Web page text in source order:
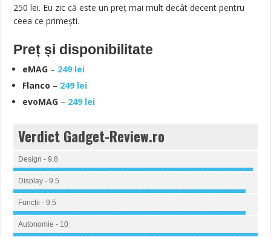
250 lei. Eu zic că este un preț mai mult decât decent pentru
ceea ce primești.
Preț și disponibilitate
eMAG – 249 lei
Flanco – 249 lei
evoMAG – 249 lei
Verdict Gadget-Review.ro
Design - 9.8
Display - 9.5
Funcții - 9.5
Autonomie - 10